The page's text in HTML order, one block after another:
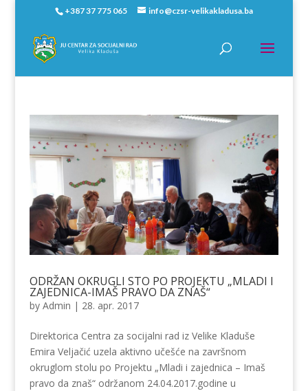
+387 37 775 065 info@czsr-velikakladusa.ba
ODRŽAN OKRUGLI STO PO PROJEKTU „MLADI I
ZAJEDNICA-IMAŠ PRAVO DA ZNAŠ“
by Admin | 28. apr. 2017
Direktorica Centra za socijalni rad iz Velike Kladuše
Emira Veljačić uzela aktivno učešće na završnom
okruglom stolu po Projektu „Mladi i zajednica – Imaš
pravo da znaš“ održanom 24.04.2017.godine u